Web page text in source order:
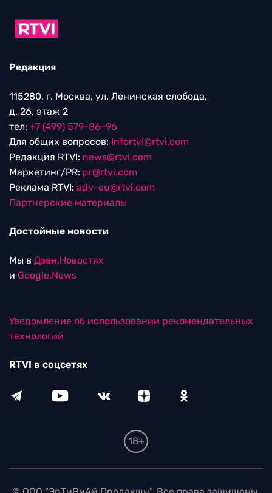
Редакция
115280, г. Москва, ул. Ленинская слобода,
д. 26, этаж 2
тел: +7 (499) 579-86-96
Для общих вопросов: Infortvi@rtvi.com
Редакция RTVI: news@rtvi.com
Маркетинг/PR: pr@rtvi.com
Реклама RTVI: adv-eu@rtvi.com
Партнерские материалы
Достойные новости
Мы в Дзен.Новостях
и Google.News
Уведомление об использовании рекомендательных
технологий
RTVI в соцсетях
18+